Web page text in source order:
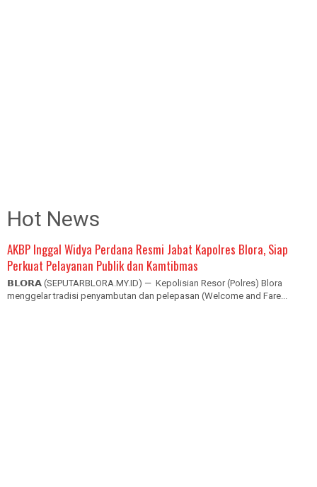
Hot News
AKBP Inggal Widya Perdana Resmi Jabat Kapolres Blora, Siap
Perkuat Pelayanan Publik dan Kamtibmas
𝗕𝗟𝗢𝗥𝗔 (SEPUTARBLORA.MY.ID) — Kepolisian Resor (Polres) Blora
menggelar tradisi penyambutan dan pelepasan (Welcome and Fare...